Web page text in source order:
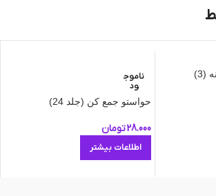
(3)
ناموج
ود
حواستو جمع کن (جلد 24)
28.000تومان
اطلاعات بیشتر